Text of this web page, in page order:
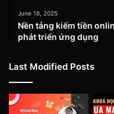
June 18, 2025
Nền tảng kiếm tiền
phát triển ứng dụng
Last Modified Posts